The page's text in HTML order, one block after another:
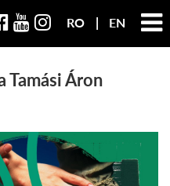
RO EN
Tamási Áron